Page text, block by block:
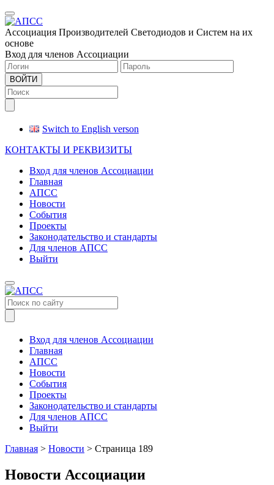
Меню
Ассоциация Производителей Светодиодов и Систем на их
основе
Вход для членов Ассоциации
ВОЙТИ
Switch to English verson
КОНТАКТЫ И РЕКВИЗИТЫ
Вход для членов Ассоциации
Главная
АПСС
Новости
События
Проекты
Законодательство и стандарты
Для членов АПСС
Выйти
Меню
Вход для членов Ассоциации
Главная
АПСС
Новости
События
Проекты
Законодательство и стандарты
Для членов АПСС
Выйти
Главная > Новости > Страница 189
Новости Ассоциации